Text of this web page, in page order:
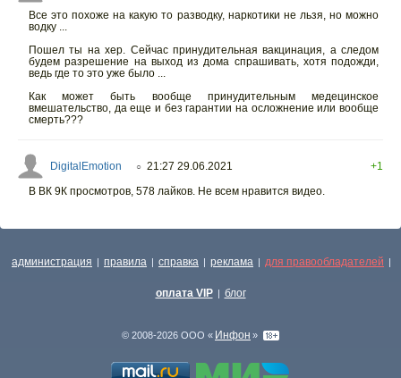
Все это похоже на какую то разводку, наркотики не льзя, но можно
водку ...
Пошел ты на хер. Сейчас принудительная вакцинация, а следом
будем разрешение на выход из дома спрашивать, хотя подожди,
ведь где то это уже было ...
Как может быть вообще принудительным медецинское
вмешательство, да еще и без гарантии на осложнение или вообще
смерть???
DigitalEmotion ○ 21:27 29.06.2021
+1
В ВК 9К просмотров, 578 лайков. Не всем нравится видео.
администрация | правила | справка | реклама | для правообладателей |
оплата VIP | блог
© 2008-2026 ООО « Инфон »